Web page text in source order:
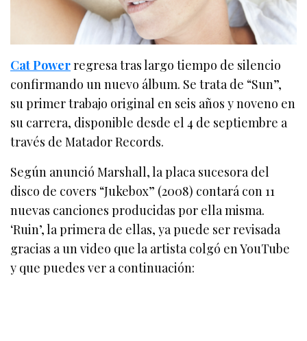
Cat Powerregresa tras largo tiempo de silencio
confirmando un nuevo álbum. Se trata de “Sun”,
su primer trabajo original en seis años y noveno en
su carrera, disponible desde el 4 de septiembre a
través de Matador Records.
Según anunció Marshall, la placa sucesora del
disco de covers “Jukebox” (2008) contará con 11
nuevas canciones producidas por ella misma.
‘Ruin’, la primera de ellas, ya puede ser revisada
gracias a un video que la artista colgó en YouTube
y que puedes ver a continuación: